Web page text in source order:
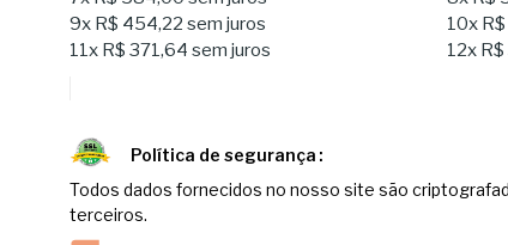
9x R$ 454,22 sem juros 10x
11x R$ 371,64 sem juros 12x
Política de segurança
Todos dados fornecidos no nosso site são
terceiros.